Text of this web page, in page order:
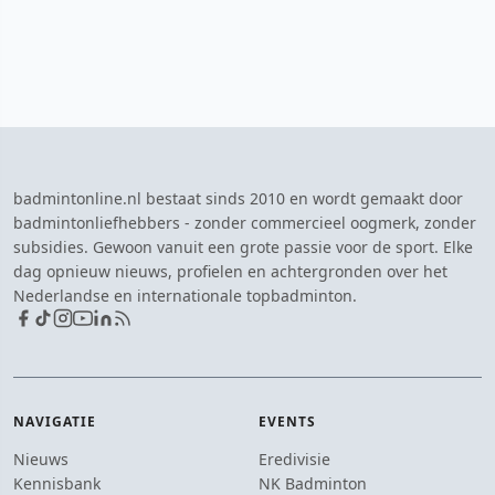
badmintonline.nl bestaat sinds 2010 en wordt gemaakt door
badmintonliefhebbers - zonder commercieel oogmerk, zonder
subsidies. Gewoon vanuit een grote passie voor de sport. Elke
dag opnieuw nieuws, profielen en achtergronden over het
Nederlandse en internationale topbadminton.
NAVIGATIE
Nieuws
Kennisbank
EVENTS
Eredivisie
NK Badminton